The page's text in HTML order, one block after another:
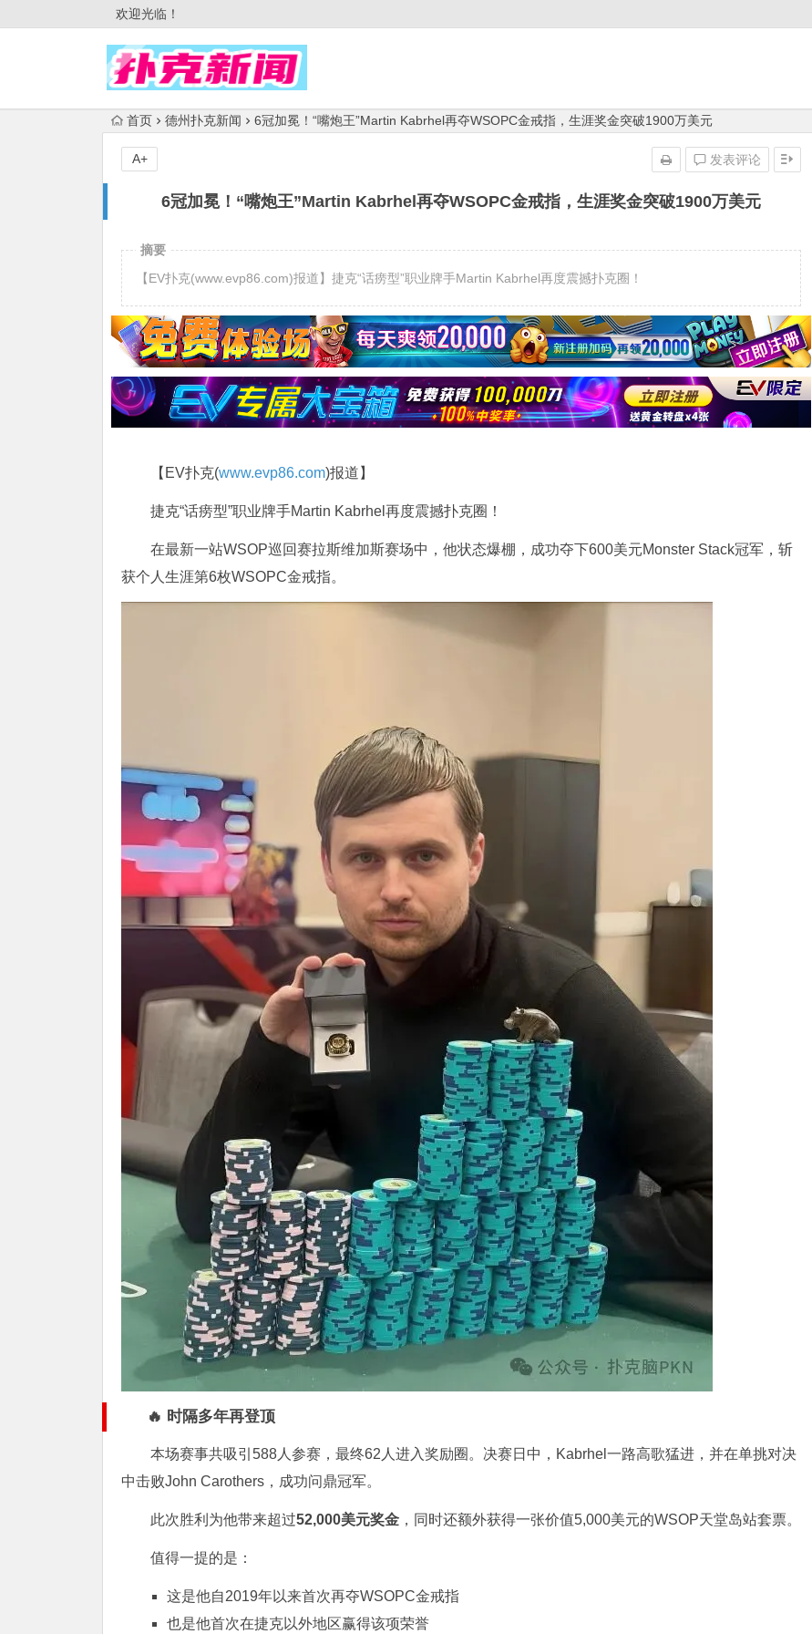
欢迎光临！
首页 德州扑克新闻 6冠加冕！“嘴炮王”Martin Kabrhel再夺WSOPC金戒指，生涯奖金突破1900万美元
6冠加冕！“嘴炮王”Martin Kabrhel再夺WSOPC金戒指，生涯奖金突破1900万美元
发表评论
A+
摘要
【EV扑克(www.evp86.com)报道】捷克“话痨型”职业牌手Martin Kabrhel再度震撼扑克圈！
【EV扑克(www.evp86.com)报道】
捷克“话痨型”职业牌手Martin Kabrhel 再度震撼扑克圈！
在最新一站WSOP巡回赛拉斯维加斯赛场中，他状态爆棚，成功夺下600美元Monster Stack冠军，斩
获个人生涯第6枚WSOPC金戒指。
🔥 时隔多年再登顶
本场赛事共吸引588人参赛，最终62人进入奖励圈。决赛日中，Kabrhel一路高歌猛进，并在单挑对决
中击败John Carothers，成功问鼎冠军。
此次胜利为他带来超过52,000美元奖金 ，同时还额外获得一张价值5,000美元的WSOP天堂岛站套票。
值得一提的是：
这是他自2019年以来首次再夺WSOPC金戒指
也是他首次在捷克以外地区赢得该项荣誉